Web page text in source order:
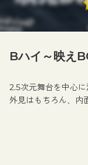
Bハイ～映え
2.5次元舞台を中心に
外見はもちろん、内
人気俳優たちの素